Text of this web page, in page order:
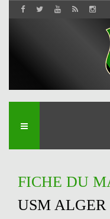
FICHE DU
USM ALGER